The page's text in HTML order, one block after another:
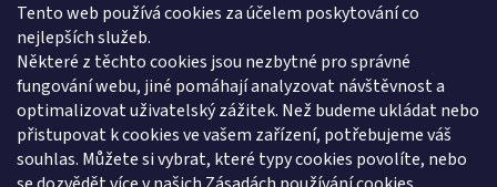
Tento web používá cookies za účelem poskytování co
nejlepších služeb.
Některé z těchto cookies jsou nezbytné pro správné
fungování webu, jiné pomáhají analyzovat návštěvnost a
optimalizovat uživatelský zážitek. Než budeme ukládat nebo
přistupovat k cookies ve vašem zařízení, potřebujeme váš
souhlas. Můžete si vybrat, které typy cookies povolíte, nebo
Proč jíst z přírodních dřevěných talířů: Ekologická a Stylová
Volba